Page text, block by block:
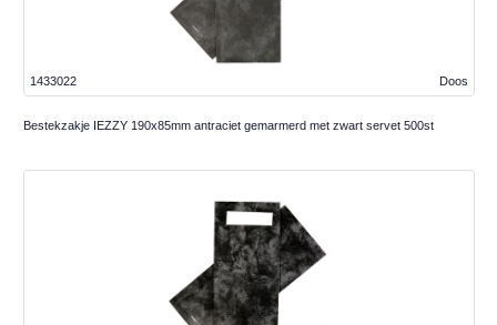
Doos
1433022
Bestekzakje IEZZY 190x85mm antraciet gemarmerd met zwart servet 500st